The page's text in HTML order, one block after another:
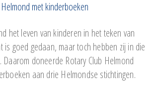
met kinderboeken
het leven van kinderen in het teken van
is goed gedaan, maar toch hebben zij in die
doneerde Rotary Club Helmond
aan drie Helmondse stichtingen.